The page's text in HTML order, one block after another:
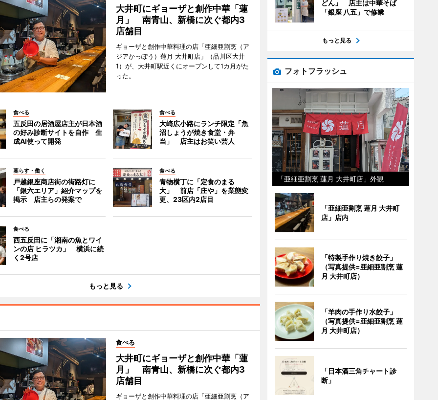
大井町にギョーザと創作中華「蓮
月」 南青山、新橋に次ぐ都内3
店舗目
ギョーザと創作中華料理の店「亜細亜割烹（ア
ジアかっぽう）蓮月 大井町店」（品川区大井
1）が、大井町駅近くにオープンして1カ月がた
った。
食べる
五反田の居酒屋店主が日本酒
の好み診断サイトを自作 生
成AI使って開発
食べる
大崎広小路にランチ限定「魚
沼しょうが焼き食堂・弁
当」 店主はお笑い芸人
暮らす・働く
戸越銀座商店街の街路灯に
「銀六エリア」紹介マップを
掲示 店主らの発案で
食べる
青物横丁に「定食のまる
大」 前店「庄や」を業態変
更、23区内2店目
食べる
西五反田に「湘南の魚とワイ
ンの店 ヒラツカ」 横浜に続
く2号店
もっと見る
食べる
大井町にギョーザと創作中華「蓮
月」 南青山、新橋に次ぐ都内3
店舗目
ギョーザと創作中華料理の店「亜細亜割烹（ア
どん」 店主は中華そば
「銀座 八五」で修業
もっと見る
フォトフラッシュ
「亜細亜割烹 蓮月 大井町店」外観
「亜細亜割烹 蓮月 大井町
店」店内
「特製手作り焼き餃子」
（写真提供=亜細亜割烹 蓮
月 大井町店）
「羊肉の手作り水餃子」
（写真提供=亜細亜割烹 蓮
月 大井町店）
「日本酒三角チャート診
断」